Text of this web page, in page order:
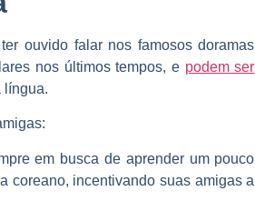
ouvido falar nos famosos doramas
nos últimos tempos, e podem ser
língua.
em busca de aprender um pouco
coreano, incentivando suas amigas a